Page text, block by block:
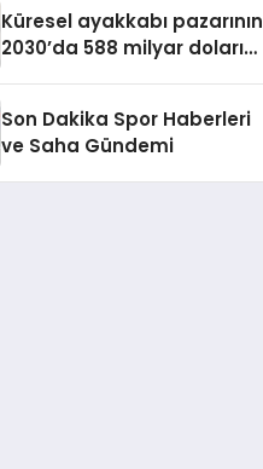
Küresel ayakkabı pazarının
2030’da 588 milyar doları
Son Dakika Spor Haberleri
ve Saha Gündemi